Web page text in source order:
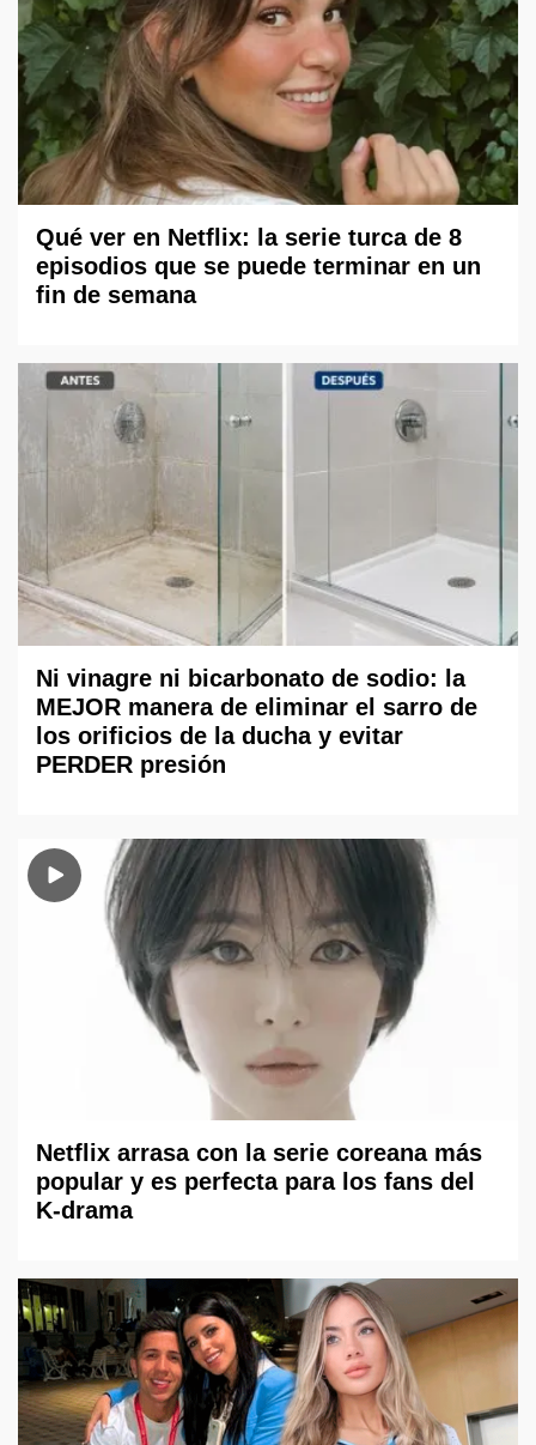
Qué ver en Netflix: la serie turca de 8
episodios que se puede terminar en un
fin de semana
Ni vinagre ni bicarbonato de sodio: la
MEJOR manera de eliminar el sarro de
los orificios de la ducha y evitar
PERDER presión
Netflix arrasa con la serie coreana más
popular y es perfecta para los fans del
K-drama